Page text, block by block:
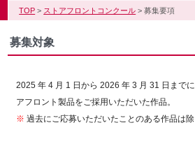
TOP > ストアフロントコンクール > 募集要項
募集対象
2025 年 4 月 1 日から 2026 年 3 月 31 日まで
アフロント製品をご採用いただいた作品。
※ 過去にご応募いただいたことのある作品は除